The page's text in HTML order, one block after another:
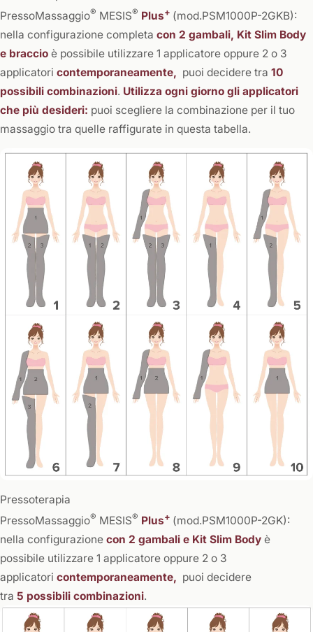
PressoMassaggio® MESIS® Plus+ (mod.PSM1000P-2GKB):
nella configurazione completa con 2 gambali, Kit Slim Body
e braccio è possibile utilizzare 1 applicatore oppure 2 o 3
applicatori contemporaneamente, puoi decidere tra 10
possibili combinazioni. Utilizza ogni giorno gli applicatori
che più desideri: puoi scegliere la combinazione per il tuo
massaggio tra quelle raffigurate in questa tabella.
Pressoterapia
PressoMassaggio® MESIS® Plus+ (mod.PSM1000P-2GK):
nella configurazione con 2 gambali e Kit Slim Body è
possibile utilizzare 1 applicatore oppure 2 o 3
applicatori contemporaneamente, puoi decidere
tra 5 possibili combinazioni.